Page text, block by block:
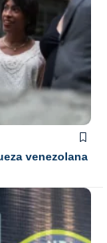
venezolana